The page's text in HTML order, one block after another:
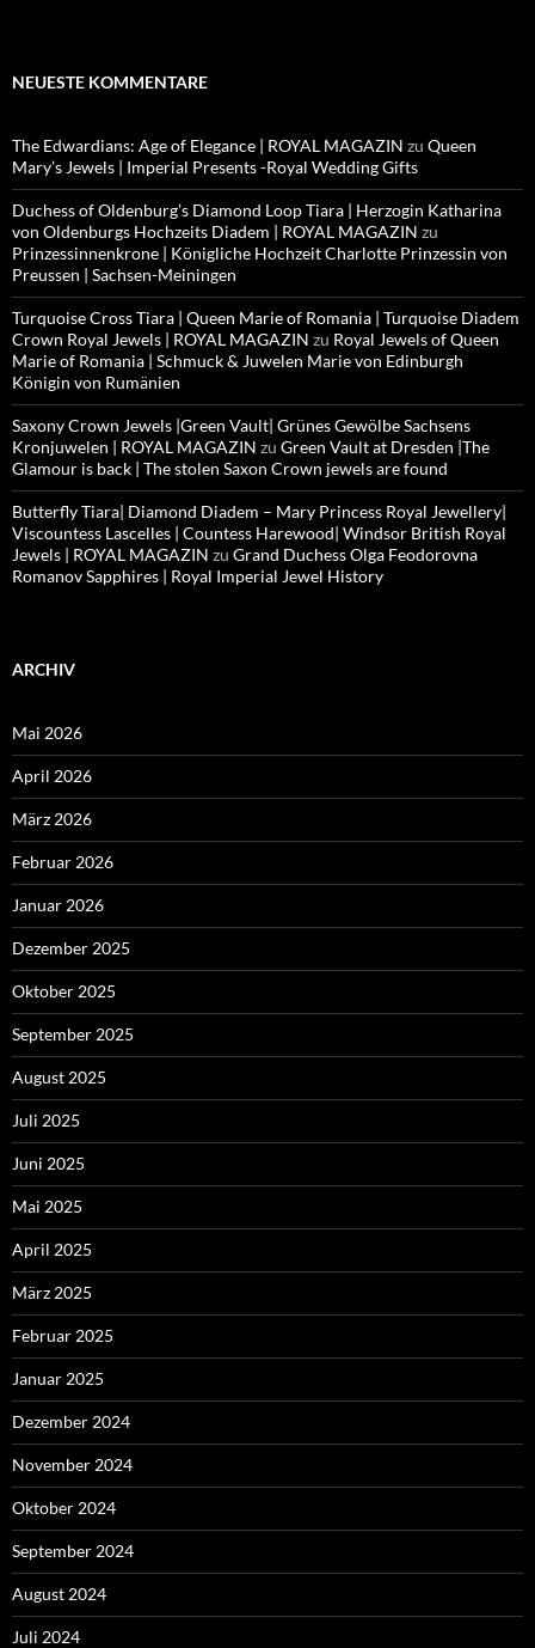
NEUESTE KOMMENTARE
The Edwardians: Age of Elegance | ROYAL MAGAZIN zu Queen
Mary’s Jewels | Imperial Presents -Royal Wedding Gifts
Duchess of Oldenburg’s Diamond Loop Tiara | Herzogin Katharina
von Oldenburgs Hochzeits Diadem | ROYAL MAGAZIN zu
Prinzessinnenkrone | Königliche Hochzeit Charlotte Prinzessin von
Preussen | Sachsen-Meiningen
Turquoise Cross Tiara | Queen Marie of Romania | Turquoise Diadem
Crown Royal Jewels | ROYAL MAGAZIN zu Royal Jewels of Queen
Marie of Romania | Schmuck & Juwelen Marie von Edinburgh
Königin von Rumänien
Saxony Crown Jewels |Green Vault| Grünes Gewölbe Sachsens
Kronjuwelen | ROYAL MAGAZIN zu Green Vault at Dresden |The
Glamour is back | The stolen Saxon Crown jewels are found
Butterfly Tiara| Diamond Diadem – Mary Princess Royal Jewellery|
Viscountess Lascelles | Countess Harewood| Windsor British Royal
Jewels | ROYAL MAGAZIN zu Grand Duchess Olga Feodorovna
Romanov Sapphires | Royal Imperial Jewel History
ARCHIV
Mai 2026
April 2026
März 2026
Februar 2026
Januar 2026
Dezember 2025
Oktober 2025
September 2025
August 2025
Juli 2025
Juni 2025
Mai 2025
April 2025
März 2025
Februar 2025
Januar 2025
Dezember 2024
November 2024
Oktober 2024
September 2024
August 2024
Juli 2024